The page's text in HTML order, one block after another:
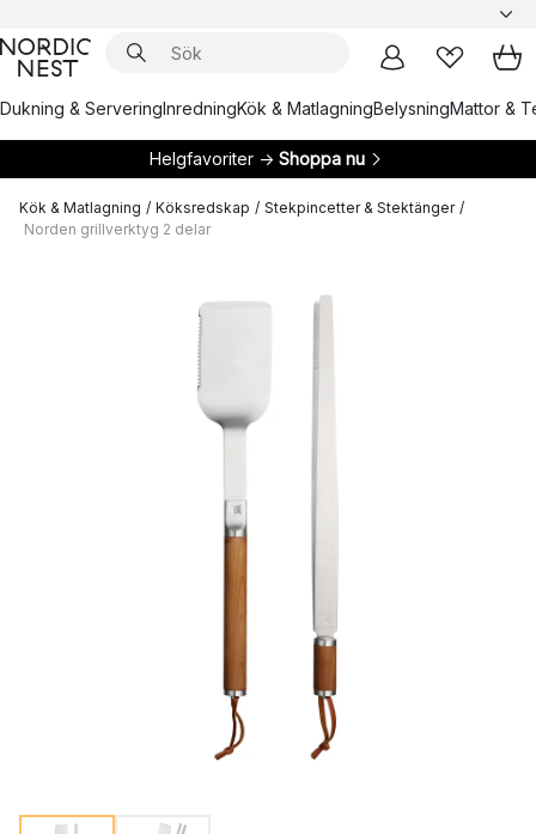
Dukning & ServeringInredningKök & MatlagningBelysningMattor &
Helgfavoriter → Shoppa nu
Kök & Matlagning / Köksredskap / Stekpincetter & Stektänger /
Norden grillverktyg 2 delar